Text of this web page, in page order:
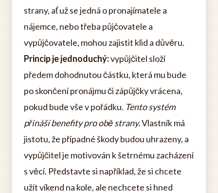
strany, ať už se jedná o pronajímatele a
nájemce, nebo třeba půjčovatele a
vypůjčovatele, mohou zajistit klid a důvěru.
Princip je jednoduchý:vypůjčitel složí
předem dohodnutou částku, která mu bude
po skončení pronájmu či zápůjčky vrácena,
pokud bude vše v pořádku. Tento systém
přináší benefity pro obě strany.Vlastník má
jistotu, že případné škody budou uhrazeny, a
vypůjčitel je motivován k šetrnému zacházení
s věcí. Představte si například, že si chcete
užít víkend na kole, ale nechcete si hned